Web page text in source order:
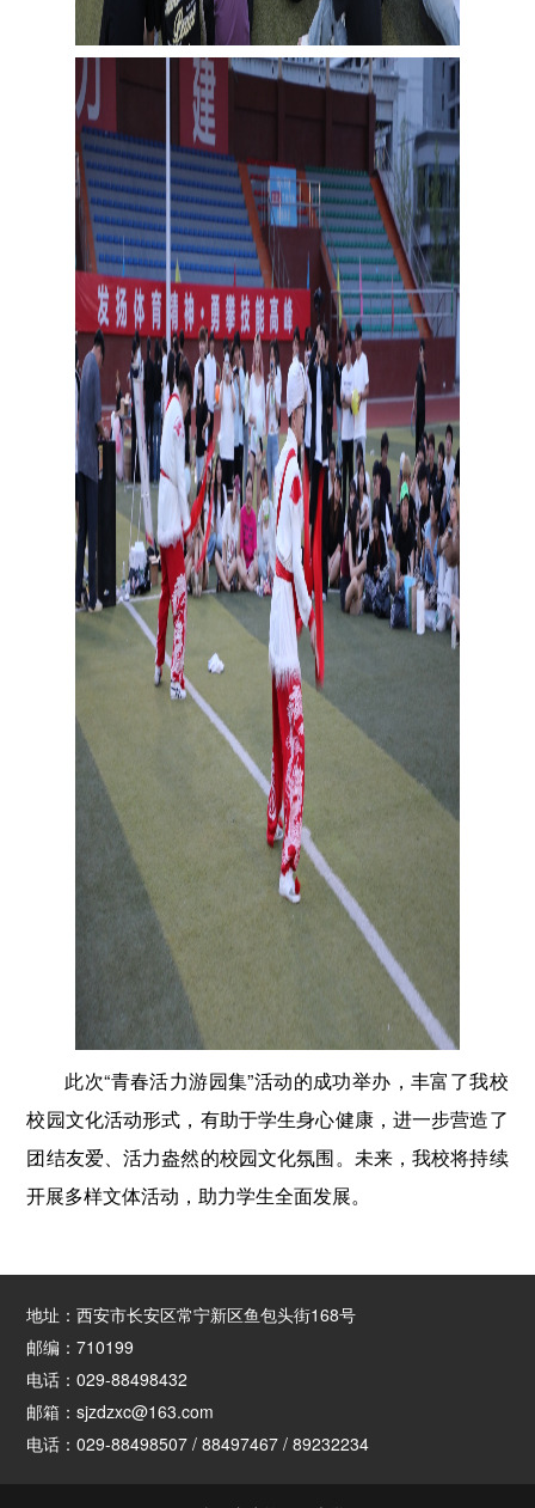
此次“青春活力游园集”活动的成功举办，丰富了我校
校园文化活动形式，有助于学生身心健康，进一步营造了
团结友爱、活力盎然的校园文化氛围。未来，我校将持续
开展多样文体活动，助力学生全面发展。
地址：西安市长安区常宁新区鱼包头街168号
邮编：710199
电话：029-88498432
邮箱：sjzdzxc@163.com
电话：029-88498507 / 88497467 / 89232234